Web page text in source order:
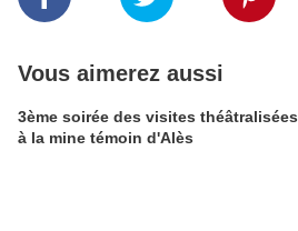
Vous aimerez aussi
3ème soirée des visites théâtralisées
à la mine témoin d'Alès